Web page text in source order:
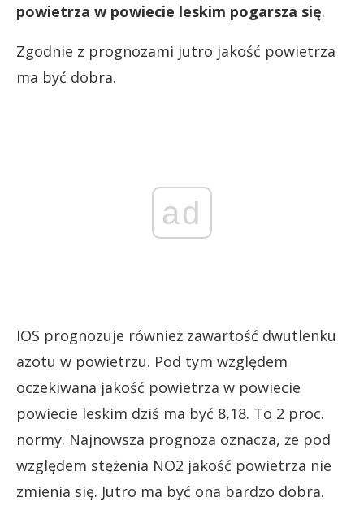
powietrza w powiecie leskim pogarsza się.
Zgodnie z prognozami jutro jakość powietrza
ma być dobra.
ad
IOS prognozuje również zawartość dwutlenku
azotu w powietrzu. Pod tym względem
oczekiwana jakość powietrza w powiecie
powiecie leskim dziś ma być 8,18. To 2 proc.
normy. Najnowsza prognoza oznacza, że pod
względem stężenia NO2 jakość powietrza nie
zmienia się. Jutro ma być ona bardzo dobra.